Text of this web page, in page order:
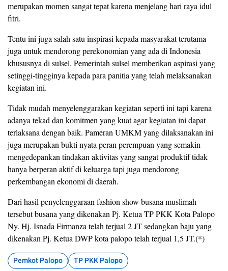
merupakan momen sangat tepat karena menjelang hari raya idul
fitri.
Tentu ini juga salah satu inspirasi kepada masyarakat terutama
juga untuk mendorong perekonomian yang ada di Indonesia
khususnya di sulsel. Pemerintah sulsel memberikan aspirasi yang
setinggi-tingginya kepada para panitia yang telah melaksanakan
kegiatan ini.
Tidak mudah menyelenggarakan kegiatan seperti ini tapi karena
adanya tekad dan komitmen yang kuat agar kegiatan ini dapat
terlaksana dengan baik. Pameran UMKM yang dilaksanakan ini
juga merupakan bukti nyata peran perempuan yang semakin
mengedepankan tindakan aktivitas yang sangat produktif tidak
hanya berperan aktif di keluarga tapi juga mendorong
perkembangan ekonomi di daerah.
Dari hasil penyelenggaraan fashion show busana muslimah
tersebut busana yang dikenakan Pj. Ketua TP PKK Kota Palopo
Ny. Hj. Isnada Firmanza telah terjual 2 JT sedangkan baju yang
dikenakan Pj. Ketua DWP kota palopo telah terjual 1,5 JT.(*)
Pemkot Palopo TP PKK Palopo